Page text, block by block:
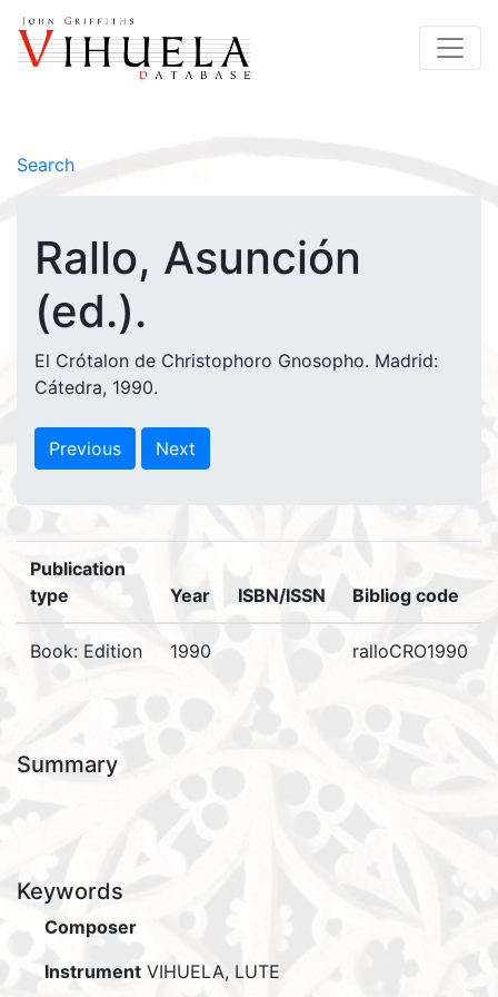
Search
Rallo, Asunción
(ed.).
El Crótalon de Christophoro Gnosopho. Madrid:
Cátedra, 1990.
Previous Next
Publication
type
Year ISBN/ISSN Bibliog code
Book: Edition 1990 ralloCRO1990
Summary
Keywords
Composer
Instrument VIHUELA, LUTE